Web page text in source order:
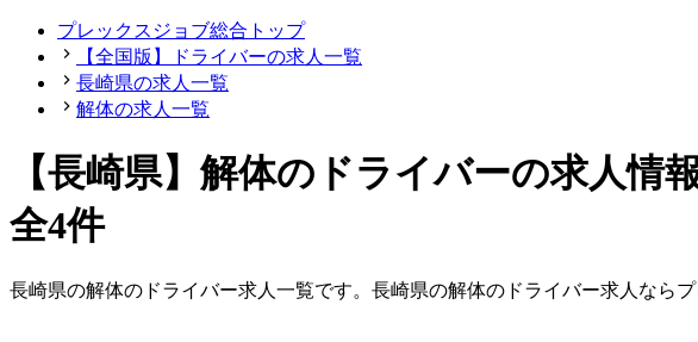
プレックスジョブ総合トップ
【全国版】ドライバーの求人一覧
長崎県の求人一覧
解体の求人一覧
【長崎県】解体のドライバーの求人情
全4件
長崎県の解体の ドライバー求人一覧です。 長崎県の解体の ドライバー求人なら